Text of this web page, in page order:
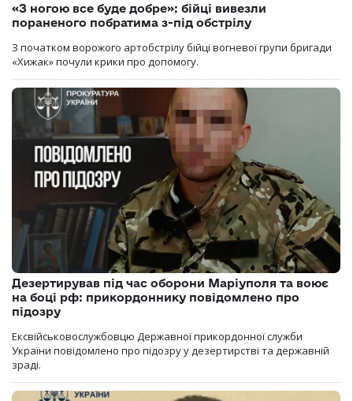
«З ногою все буде добре»: бійці вивезли
пораненого побратима з-під обстрілу
З початком ворожого артобстрілу бійці вогневої групи бригади
«Хижак» почули крики про допомогу.
Дезертирував під час оборони Маріуполя та воює
на боці рф: прикордоннику повідомлено про
підозру
Ексвійськовослужбовцю Державної прикордонної служби
України повідомлено про підозру у дезертирстві та державній
зраді.